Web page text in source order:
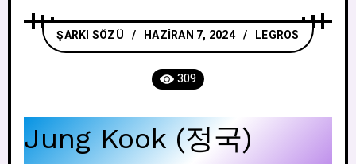
ŞARKI SÖZÜ HAZIRAN 7, 2024 LEGROS
309
Jung Kook (정국)